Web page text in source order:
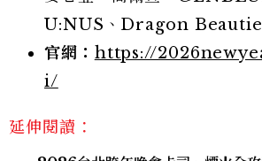
U:NUS、Dragon
官網： https://
i/
延伸閱讀：